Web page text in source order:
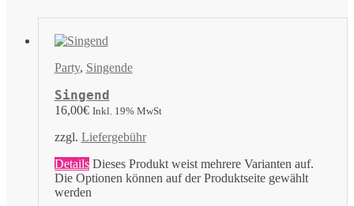
Party, Singende
Singend
16,00€ Inkl. 19% MwSt
zzgl. Liefergebühr
Details Dieses Produkt weist mehrere Varianten auf.
Die Optionen können auf der Produktseite gewählt
werden